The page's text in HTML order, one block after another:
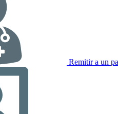
Remitir a un